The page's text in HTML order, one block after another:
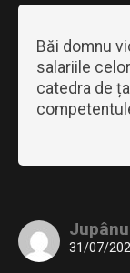
Băi domnu
salariile
catedra de
31/07/